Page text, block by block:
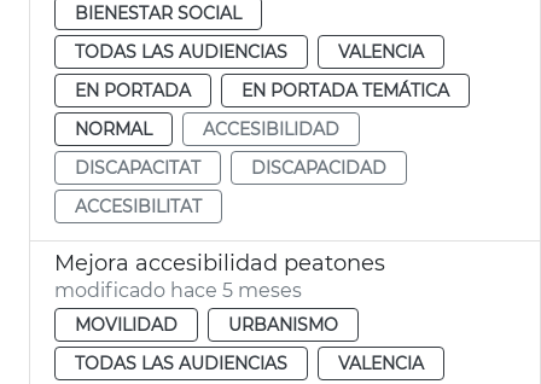
BIENESTAR SOCIAL
TODAS LAS AUDIENCIAS
VALENCIA
EN PORTADA
EN PORTADA TEMÁTICA
NORMAL
ACCESIBILIDAD
DISCAPACITAT
DISCAPACIDAD
ACCESIBILITAT
Mejora accesibilidad peatones
modificado hace 5 meses
MOVILIDAD
URBANISMO
TODAS LAS AUDIENCIAS
VALENCIA